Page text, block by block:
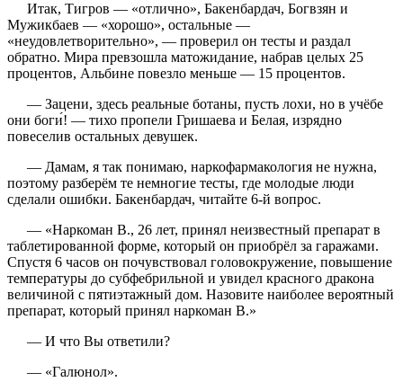
Итак, Тигров — «отлично», Бакенбардач, Богвзян и
Мужикбаев — «хорошо», остальные —
«неудовлетворительно», — проверил он тесты и раздал
обратно. Мира превзошла матожидание, набрав целых 25
процентов, Альбине повезло меньше — 15 процентов.
— Зацени, здесь реальные ботаны, пусть лохи, но в учёбе
они боги́! — тихо пропели Гришаева и Белая, изрядно
повеселив остальных девушек.
— Дамам, я так понимаю, наркофармакология не нужна,
поэтому разберём те немногие тесты, где молодые люди
сделали ошибки. Бакенбардач, читайте 6-й вопрос.
— «Наркоман В., 26 лет, принял неизвестный препарат в
таблетированной форме, который он приобрёл за гаражами.
Спустя 6 часов он почувствовал головокружение, повышение
температуры до субфебрильной и увидел красного дракона
величиной с пятиэтажный дом. Назовите наиболее вероятный
препарат, который принял наркоман В.»
— И что Вы ответили?
— «Галюнол».